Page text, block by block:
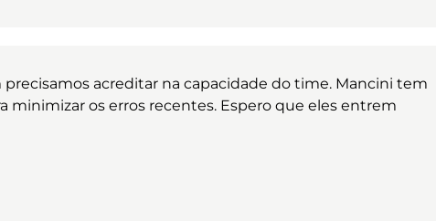
acreditar na capacidade do time. Mancini tem
minimizar os erros recentes. Espero que eles entrem